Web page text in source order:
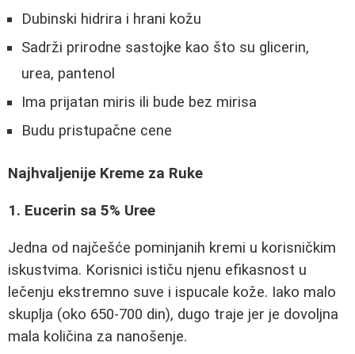
Dubinski hidrira i hrani kožu
Sadrži prirodne sastojke kao što su glicerin,
urea, pantenol
Ima prijatan miris ili bude bez mirisa
Budu pristupačne cene
Najhvaljenije Kreme za Ruke
1. Eucerin sa 5% Uree
Jedna od najčešće pominjanih kremi u korisničkim
iskustvima. Korisnici ističu njenu efikasnost u
lečenju ekstremno suve i ispucale kože. Iako malo
skuplja (oko 650-700 din), dugo traje jer je dovoljna
mala količina za nanošenje.